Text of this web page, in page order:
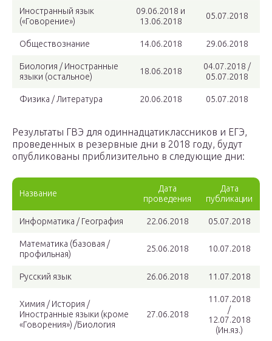
Иностранный язык
(«Говорение»)
09.06.2018 и
13.06.2018
05.07.2018
Обществознание 14.06.2018 29.06.2018
Биология / Иностранные
языки (остальное)
18.06.2018
04.07.2018 /
05.07.2018
Физика / Литература 20.06.2018 05.07.2018
Результаты ГВЭ для одиннадцатиклассников и ЕГЭ,
проведенных в резервные дни в 2018 году, будут
опубликованы приблизительно в следующие дни:
Название
Дата
проведения
Дата
публикации
Информатика / География 22.06.2018 05.07.2018
Математика (базовая /
профильная)
25.06.2018 10.07.2018
Русский язык 26.06.2018 11.07.2018
Химия / История /
Иностранные языки (кроме
«Говорения») /Биология
27.06.2018
11.07.2018
/
12.07.2018
(Ин.яз.)